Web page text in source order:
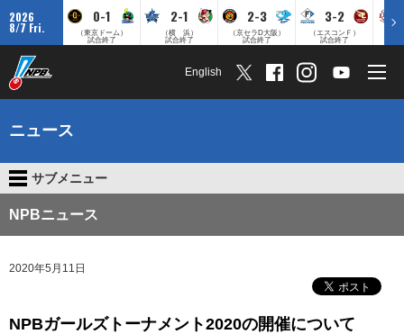
2026
8/7 Fri.
0-1
（東京ドーム）
試合終了
2-1
（横 浜）
試合終了
2-3
（京セラD大阪）
試合終了
3-2
（エスコンＦ）
試合終了
English
ニュース
サブメニュー
NPBニュース
2020年5月11日
NPBガールズトーナメント2020の開催について